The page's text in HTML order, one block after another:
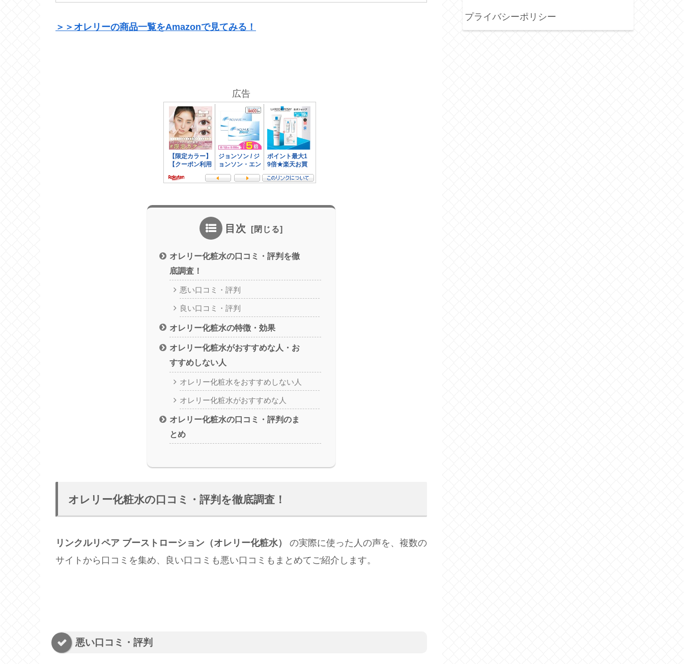
＞＞オレリーの商品一覧をAmazonで見てみる！
広告
目次
オレリー化粧水の口コミ・評判を徹
底調査！
悪い口コミ・評判
良い口コミ・評判
オレリー化粧水の特徴・効果
オレリー化粧水がおすすめな人・お
すすめしない人
オレリー化粧水をおすすめしない人
オレリー化粧水がおすすめな人
オレリー化粧水の口コミ・評判のま
とめ
オレリー化粧水の口コミ・評判を徹底調査！
リンクルリペア ブーストローション（オレリー化粧水） の実際に使った人の声を、複数の
サイトから口コミを集め、良い口コミも悪い口コミもまとめてご紹介します。
悪い口コミ・評判
プライバシーポリシー